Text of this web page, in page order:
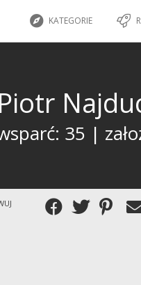
KATEGORIE
Piotr
35 |